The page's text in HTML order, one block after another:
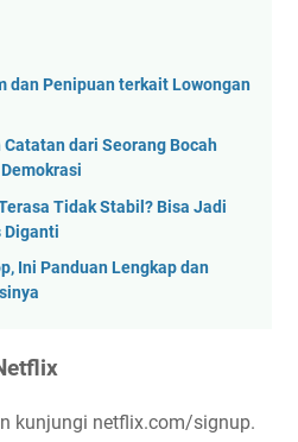
dan Penipuan terkait Lowongan
dari Seorang Bocah
Tidak Stabil? Bisa Jadi
Diganti
Ini Panduan Lengkap dan
kunjungi netflix.com/signup.